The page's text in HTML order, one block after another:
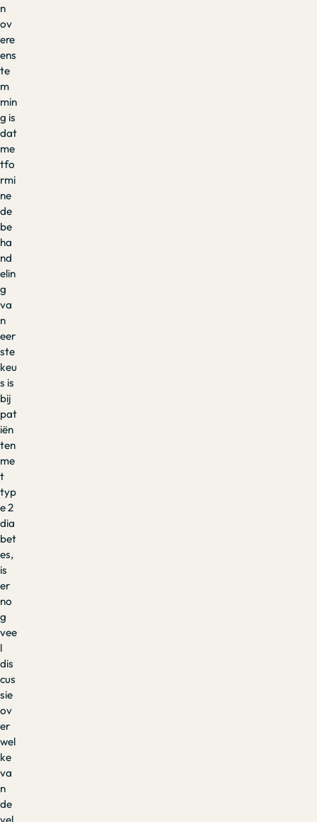
n
ov
ere
ens
te
m
min
g is
dat
me
tfo
rmi
ne
de
be
ha
nd
elin
g
va
n
eer
ste
keu
s is
bij
pat
iën
ten
me
t
typ
e 2
dia
bet
es,
is
er
no
g
vee
l
dis
cus
sie
ov
er
wel
ke
va
n
de